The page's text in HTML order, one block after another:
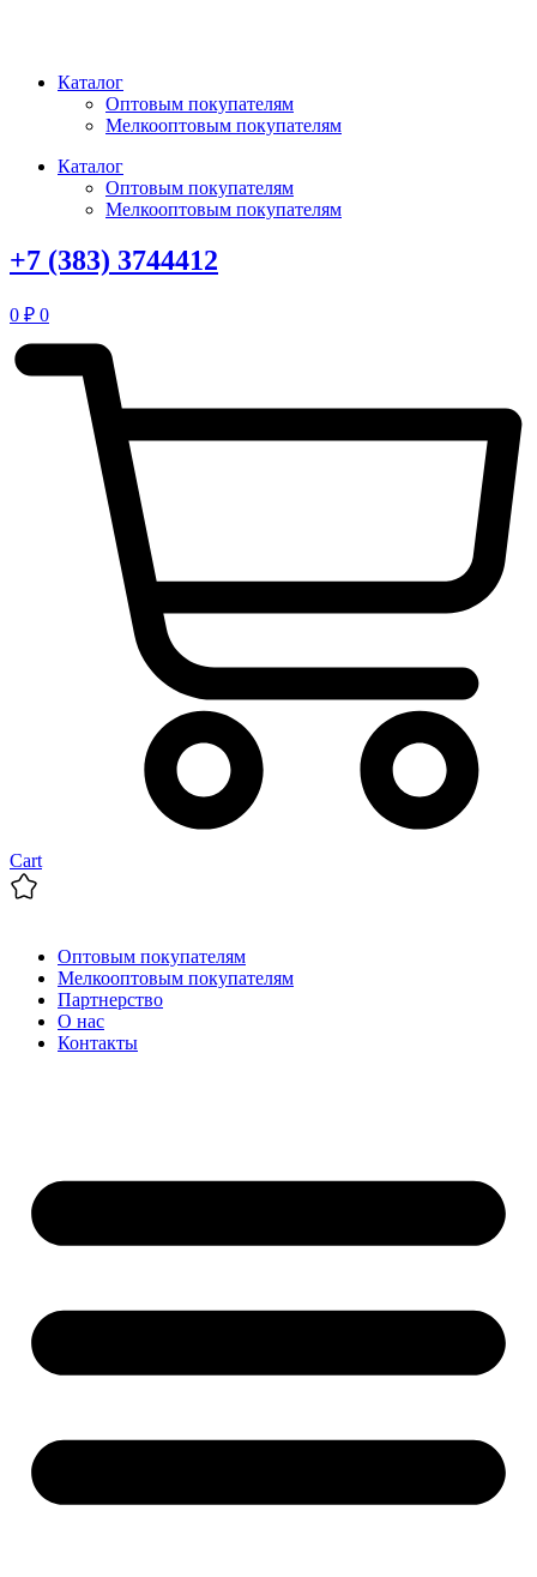
Каталог
Оптовым покупателям
Мелкооптовым покупателям
Каталог
Оптовым покупателям
Мелкооптовым покупателям
+7 (383) 3744412
0 ₽ 0
Cart
Оптовым покупателям
Мелкооптовым покупателям
Партнерство
О нас
Контакты